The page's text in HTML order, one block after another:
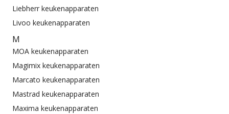
Liebherr keukenapparaten
Livoo keukenapparaten
M
MOA keukenapparaten
Magimix keukenapparaten
Marcato keukenapparaten
Mastrad keukenapparaten
Maxima keukenapparaten